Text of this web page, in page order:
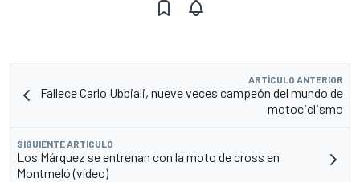
ARTÍCULO ANTERIOR
Fallece Carlo Ubbiali, nueve veces campeón del mundo de
motociclismo
SIGUIENTE ARTÍCULO
Los Márquez se entrenan con la moto de cross en
Montmeló (vídeo)